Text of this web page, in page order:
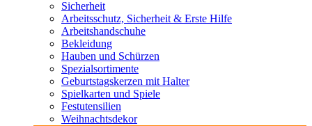
Sicherheit
Arbeitsschutz, Sicherheit & Erste Hilfe
Arbeitshandschuhe
Bekleidung
Hauben und Schürzen
Spezialsortimente
Geburtstagskerzen mit Halter
Spielkarten und Spiele
Festutensilien
Weihnachtsdekor